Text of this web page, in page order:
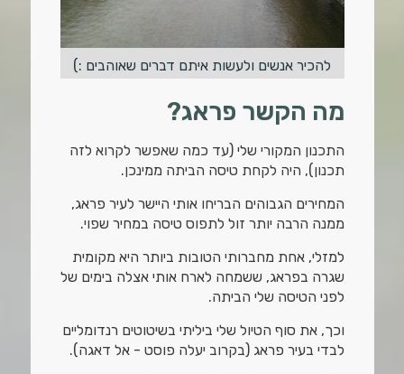
להכיר אנשים ולעשות איתם דברים שאוהבים :)
מה הקשר פראג?
התכנון המקורי שלי (עד כמה שאפשר לקרוא לזה
תכנון), היה לקחת טיסה הביתה ממינכן.
המחירים הגבוהים הבריחו אותי היישר לעיר פראג,
ממנה הרבה יותר זול לתפוס טיסה במחיר שפוי.
למזלי, אחת מחברותי הטובות ביותר היא מקומית
שגרה בפראג, ששמחה לארח אותי אצלה בימים של
לפני הטיסה שלי הביתה.
וכך, את סוף הטיול שלי ביליתי בשיטוטים רנדומליים
לבדי בעיר פראג (בקרוב יעלה פוסט - אל דאגה).